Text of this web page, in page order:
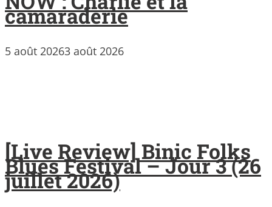
camaraderie
5 août 20263 août 2026
[Live Review] Binic Folks
Blues Festival – Jour 3 (26
juillet 2026)